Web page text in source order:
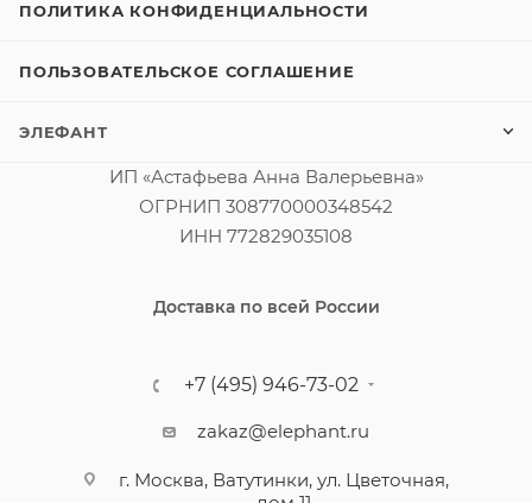
ПОЛИТИКА КОНФИДЕНЦИАЛЬНОСТИ
ПОЛЬЗОВАТЕЛЬСКОЕ СОГЛАШЕНИЕ
ЭЛЕФАНТ
ИП «Астафьева Анна Валерьевна»
ОГРНИП 308770000348542
ИНН 772829035108
Доставка по всей России
+7 (495) 946-73-02
zakaz@elephant.ru
г. Москва, Ватутинки, ул. Цветочная,